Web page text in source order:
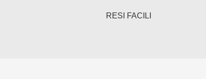
del
RESI FACILI